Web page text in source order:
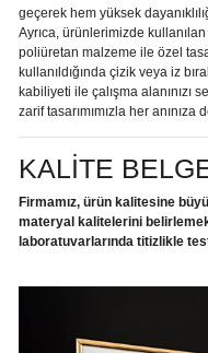
geçerek hem yüksek
Ayrıca, ürünlerimizde
poliüretan malzeme ile özel
kullanıldığında çizik veya iz
kabiliyeti ile çalışma alanınızı
zarif tasarımımızla her
KALİTE
Firmamız, ürün kalitesine
materyal kalitelerini
laboratuvarlarında titizlikle